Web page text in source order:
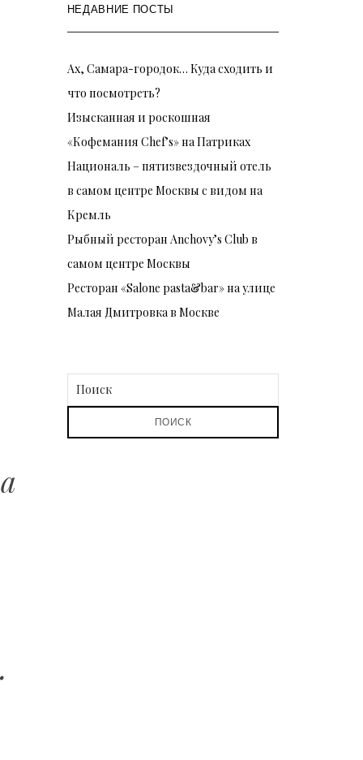
НЕДАВНИЕ ПОСТЫ
Ах, Самара-городок… Куда сходить и
что посмотреть?
Изысканная и роскошная
«Кофемания Chef’s» на Патриках
Националь – пятизвездочный отель
в самом центре Москвы с видом на
Кремль
Рыбный ресторан Anchovy’s Club в
самом центре Москвы
Ресторан «Salone pasta&bar» на улице
Малая Дмитровка в Москве
ПОИСК